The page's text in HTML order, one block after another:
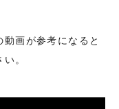
画が参考になると
。